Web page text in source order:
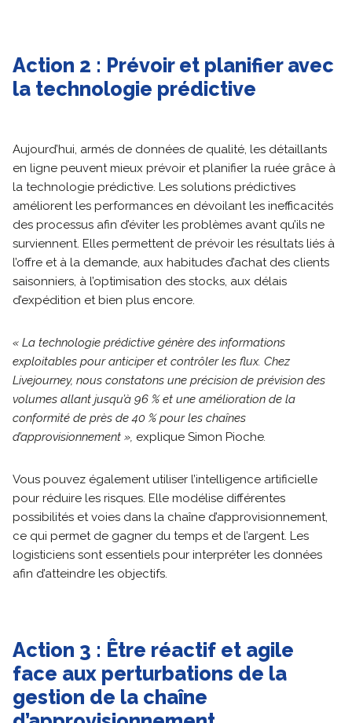
Action 2 : Prévoir et planifier avec
la technologie prédictive
Aujourd’hui, armés de données de qualité, les détaillants
en ligne peuvent mieux prévoir et planifier la ruée grâce à
la technologie prédictive. Les solutions prédictives
améliorent les performances en dévoilant les inefficacités
des processus afin d’éviter les problèmes avant qu’ils ne
surviennent. Elles permettent de prévoir les résultats liés à
l’offre et à la demande, aux habitudes d’achat des clients
saisonniers, à l’optimisation des stocks, aux délais
d’expédition et bien plus encore.
« La technologie prédictive génère des informations
exploitables pour anticiper et contrôler les flux. Chez
Livejourney, nous constatons une précision de prévision des
volumes allant jusqu’à 96 % et une amélioration de la
conformité de près de 40 % pour les chaînes
d’approvisionnement », explique Simon Pioche.
Vous pouvez également utiliser l’intelligence artificielle
pour réduire les risques. Elle modélise différentes
possibilités et voies dans la chaîne d’approvisionnement,
ce qui permet de gagner du temps et de l’argent. Les
logisticiens sont essentiels pour interpréter les données
afin d’atteindre les objectifs.
Action 3 : Être réactif et agile
face aux perturbations de la
gestion de la chaîne